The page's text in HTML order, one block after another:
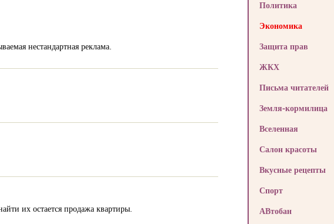
нестандартная реклама.
их остается продажа квартиры.
Политика
Экономика
Защита прав
ЖКХ
Письма читателей
Земля-кормилица
Вселенная
Салон красоты
Вкусные рецепты
Спорт
АВтобан